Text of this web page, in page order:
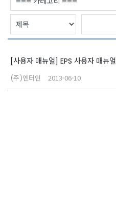
[사용자 매뉴얼] EPS 사용자 매뉴얼
(주)엔터인 2013-06-10